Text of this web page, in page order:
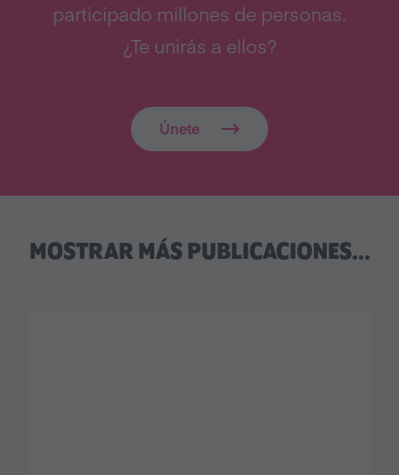
participado millones de personas.
¿Te unirás a ellos?
Únete
MOSTRAR MÁS PUBLICACIONES...